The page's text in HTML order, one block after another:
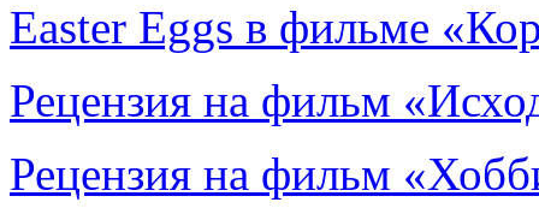
Easter Eggs в фильме
Рецензия на фильм
Рецензия на фильм